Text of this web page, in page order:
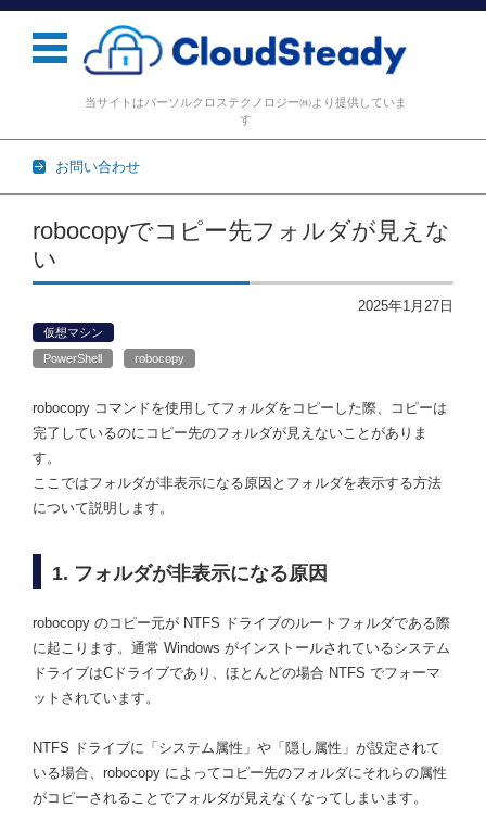
当サイトはパーソルクロステクノロジー㈱より提供していま
す
お問い合わせ
コンテンツに移動
robocopyでコピー先フォルダが見えな
い
2025年1月27日
仮想マシン
PowerShell
robocopy
robocopy コマンドを使用してフォルダをコピーした際、コピーは
完了しているのにコピー先のフォルダが見えないことがありま
す。
ここではフォルダが非表示になる原因とフォルダを表示する方法
について説明します。
1. フォルダが非表示になる原因
robocopy のコピー元が NTFS ドライブのルートフォルダである際
に起こります。通常 Windows がインストールされているシステム
ドライブはCドライブであり、ほとんどの場合 NTFS でフォーマ
ットされています。
NTFS ドライブに「システム属性」や「隠し属性」が設定されて
いる場合、robocopy によってコピー先のフォルダにそれらの属性
がコピーされることでフォルダが見えなくなってしまいます。